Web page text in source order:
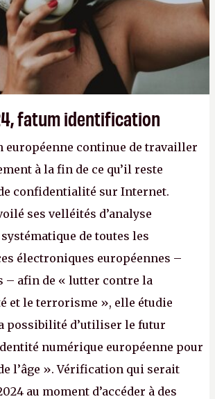
fatum identification
européenne continue de travailler
à la fin de ce qu’il reste
confidentialité sur Internet.
ses velléités d’analyse
de toutes les
électroniques européennes –
– afin de « lutter contre la
et le terrorisme », elle étudie
possibilité d’utiliser le futur
numérique européenne pour
l’âge ». Vérification qui serait
au moment d’accéder à des